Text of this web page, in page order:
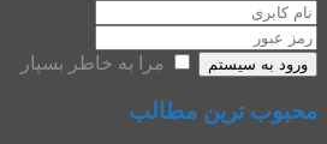
ورود به سیستم مرا به خاطر بسپار
محبوب ترین مطالب